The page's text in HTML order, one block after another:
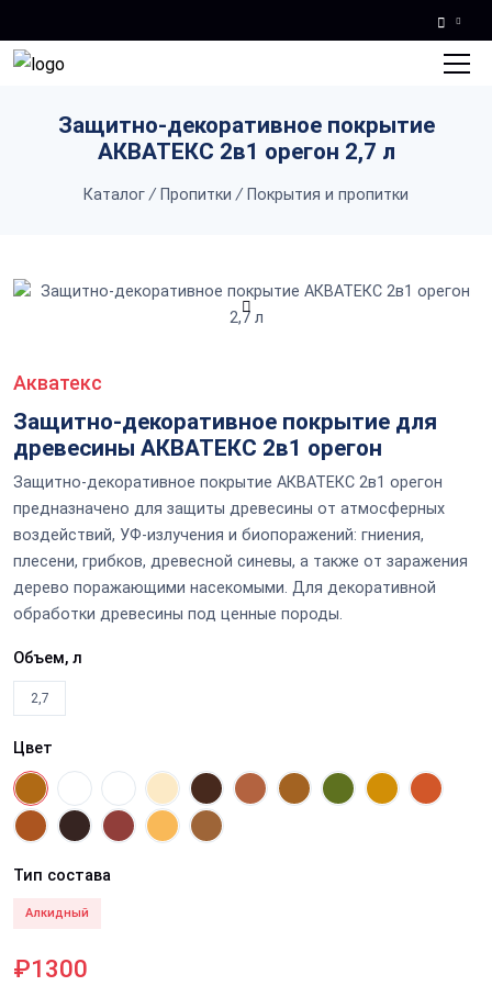
Защитно-декоративное покрытие
АКВАТЕКС 2в1 орегон 2,7 л
Каталог / Пропитки / Покрытия и пропитки
Акватекс
Защитно-декоративное покрытие для
древесины АКВАТЕКС 2в1 орегон
Защитно-декоративное покрытие АКВАТЕКС 2в1 орегон
предназначено для защиты древесины от атмосферных
воздействий, УФ-излучения и биопоражений: гниения,
плесени, грибков, древесной синевы, а также от заражения
дерево поражающими насекомыми. Для декоративной
обработки древесины под ценные породы.
Объем, л
2,7
Цвет
Тип состава
Алкидный
₽1300